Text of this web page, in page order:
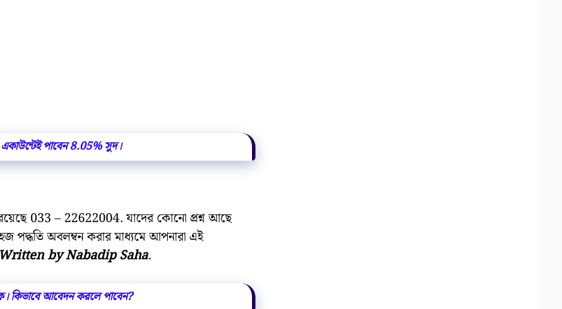
পাবেন 8.05% সুদ।
রয়েছে 033 – 22622004. যাদের কোনো প্রশ্ন আছে
পদ্ধতি অবলম্বন করার মাধ্যমে আপনারা এই
Written by Nabadip Saha.
কিভাবে আবেদন করলে পাবেন?